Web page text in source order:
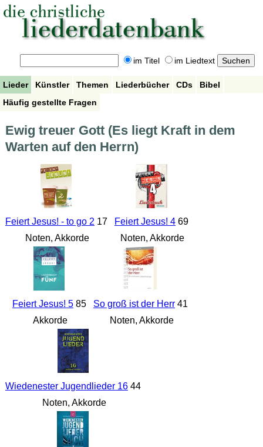
im Titel im Liedtext
Lieder Künstler Themen Liederbücher CDs
Bibel
Häufig gestellte Fragen
Ewig treuer Gott (Es liegt Kraft in dem
Warten auf den Herrn)
Feiert Jesus! - to go 2 17
Noten, Akkorde
Feiert Jesus! 469
Noten, Akkorde
Feiert Jesus! 585
Akkorde
So groß ist der Herr41
Noten, Akkorde
Wiedenester Jugendlieder 1644
Noten, Akkorde